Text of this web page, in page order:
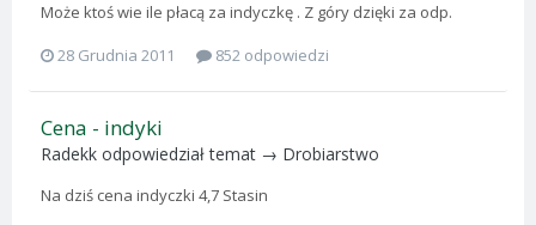
Może ktoś wie ile płacą za indyczkę . Z góry dzięki za odp.
28 Grudnia 2011
852 odpowiedzi
Cena - indyki
Radekk odpowiedział temat → Drobiarstwo
Na dziś cena indyczki 4,7 Stasin